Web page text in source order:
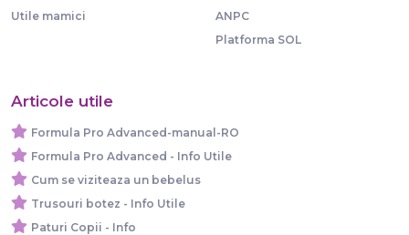
Utile mamici
ANPC
Platforma SOL
Articole utile
Formula Pro Advanced-manual-RO
Formula Pro Advanced - Info Utile
Cum se viziteaza un bebelus
Trusouri botez - Info Utile
Paturi Copii - Info